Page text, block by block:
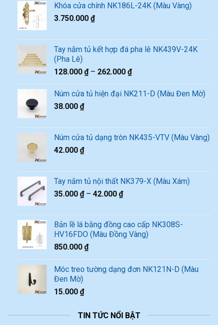
Khóa cửa chính NK186L-24K (Màu Vàng)
3.750.000 ₫
Tay nắm tủ kết hợp đá pha lê NK439V-24K
(Pha Lê)
128.000 ₫– 262.000 ₫
Núm cửa tủ hiện đại NK211-D (Màu Đen Mờ)
38.000 ₫
Núm cửa tủ dạng tròn NK435-VTV (Màu Vàng)
42.000 ₫
Tay nắm tủ nội thất NK379-X (Màu Xám)
35.000 ₫– 42.000 ₫
Bản lề lá bằng đồng cao cấp NK308S-
HV16FDO (Màu Đồng Vàng)
850.000 ₫
Móc treo tường dạng đơn NK121N-D (Màu
Đen Mờ)
15.000 ₫
TIN TỨC NỔI BẬT